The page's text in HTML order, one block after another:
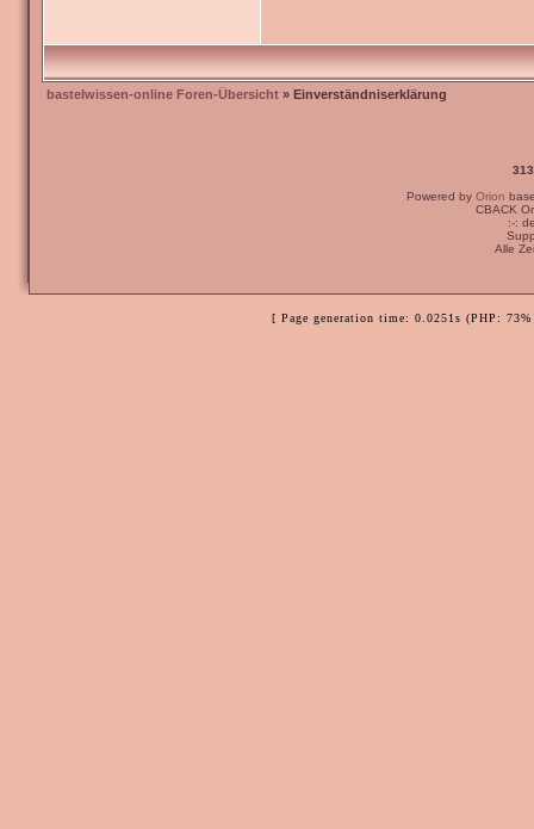
bastelwissen-online Foren-Übersicht » Einverständniserklärung
Powered by Orion
CBACK
:-:
Alle
[ Page generation time: 0.0251s (PHP: